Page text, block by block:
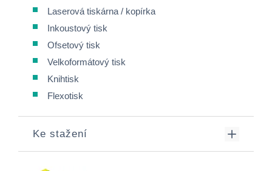
Laserová tiskárna / kopírka
Inkoustový tisk
Ofsetový tisk
Velkoformátový tisk
Knihtisk
Flexotisk
Ke stažení